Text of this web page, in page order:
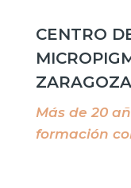
CENTRO
ZARAGOZA
Más de 20
formación